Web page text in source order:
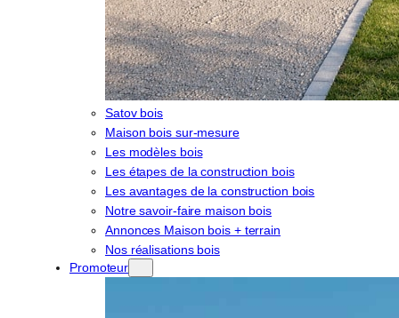
Satov bois
Maison bois sur-mesure
Les modèles bois
Les étapes de la construction bois
Les avantages de la construction bois
Notre savoir-faire maison bois
Annonces Maison bois + terrain
Nos réalisations bois
Promoteur